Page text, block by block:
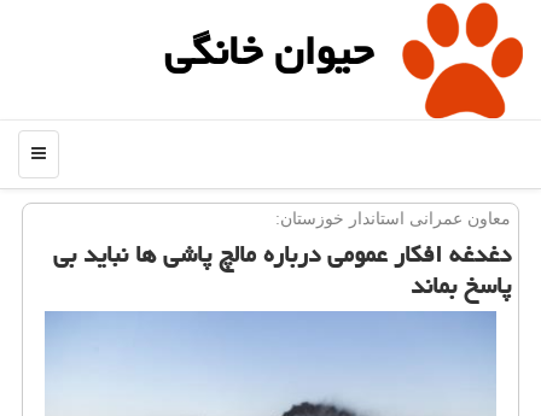
حیوان خانگی
منو
معاون عمرانی استاندار خوزستان:
دغدغه افكار عمومی درباره مالچ پاشی ها نباید بی
پاسخ بماند